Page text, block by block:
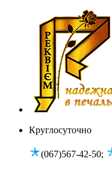
Круглосуточно
(067)567-42-50;